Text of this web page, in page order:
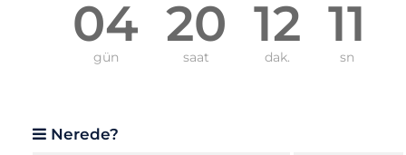
04
gün
20
saat
12
dak.
10
sn
Nerede?